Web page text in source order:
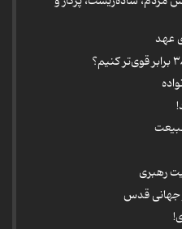
عهد
رهبری
جهانی قدس